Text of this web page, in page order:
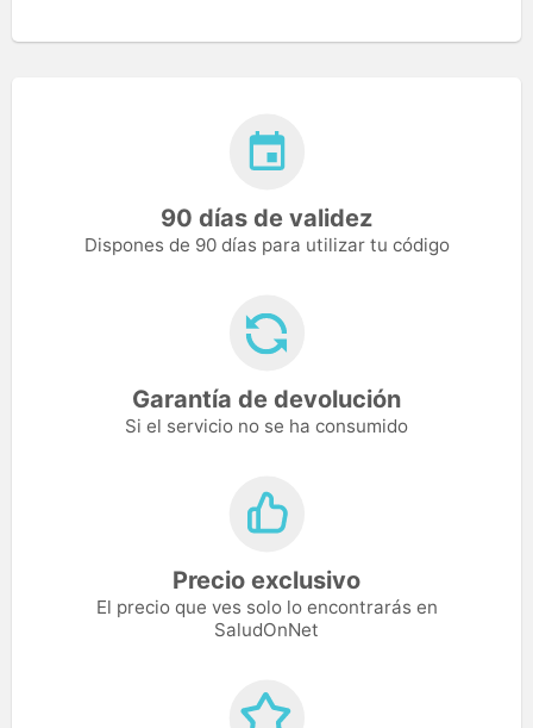
90 días de validez
Dispones de 90 días para utilizar tu código
Garantía de devolución
Si el servicio no se ha consumido
Precio exclusivo
El precio que ves solo lo encontrarás en
SaludOnNet